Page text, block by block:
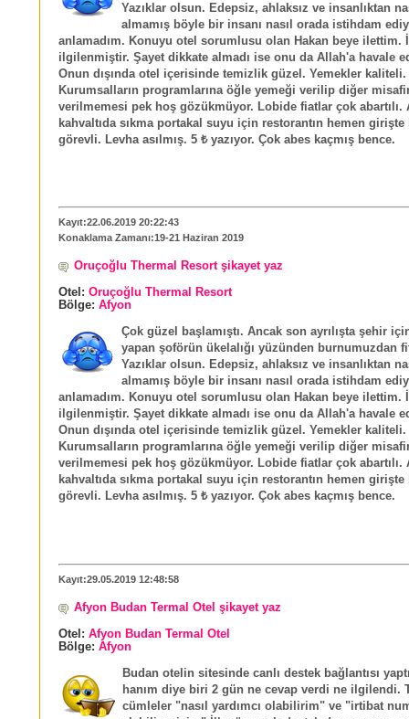
Yazıklar olsun. Edepsiz, ahlaksız ve insanlıktan
almamış böyle bir insanı nasıl orada istihdam
anlamadım. Konuyu otel sorumlusu olan Hakan beye ilettim.
ilgilenmiştir. Şayet dikkate almadı ise onu da Allah'a havale
Onun dışında otel içerisinde temizlik güzel. Yemekler kaliteli.
Kurumsalların programlarına öğle yemeği verilip diğer
verilmemesi pek hoş gözükmüyor. Lobide fiatlar çok abartılı.
kahvaltıda sıkma portakal suyu için restorantın hemen
görevli. Levha asılmış. 5 ₺ yazıyor. Çok abes kaçmış bence.
Kayıt:22.06.2019 20:22:43
Konaklama Zamanı:19-21 Haziran 2019
Oruçoğlu Thermal Resort şikayet yaz
Otel: Oruçoğlu Thermal Resort
Bölge: Afyon
Çok güzel başlamıştı. Ancak son ayrılışta şehir
yapan şoförün ükelalığı yüzünden burnumuzdan
Yazıklar olsun. Edepsiz, ahlaksız ve insanlıktan
almamış böyle bir insanı nasıl orada istihdam
anlamadım. Konuyu otel sorumlusu olan Hakan beye ilettim.
ilgilenmiştir. Şayet dikkate almadı ise onu da Allah'a havale
Onun dışında otel içerisinde temizlik güzel. Yemekler kaliteli.
Kurumsalların programlarına öğle yemeği verilip diğer
verilmemesi pek hoş gözükmüyor. Lobide fiatlar çok abartılı.
kahvaltıda sıkma portakal suyu için restorantın hemen
görevli. Levha asılmış. 5 ₺ yazıyor. Çok abes kaçmış bence.
Kayıt:29.05.2019 12:48:58
Afyon Budan Termal Otel şikayet yaz
Otel: Afyon Budan Termal Otel
Bölge: Afyon
Budan otelin sitesinde canlı destek bağlantısı
hanım diye biri 2 gün ne cevap verdi ne ilgilendi.
cümleler "nasıl yardımcı olabilirim" ve "irtibat